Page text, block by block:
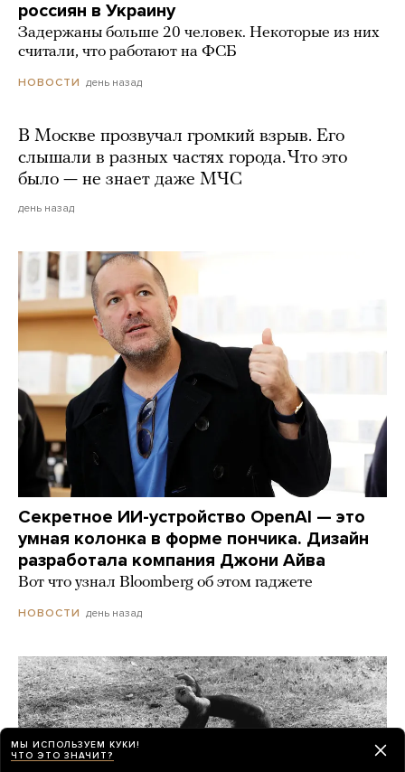
россиян в Украину
Задержаны больше 20 человек. Некоторые из них
считали, что работают на ФСБ
НОВОСТИ день назад
В Москве прозвучал громкий взрыв. Его
слышали в разных частях города. Что это
было — не знает даже МЧС
день назад
Секретное ИИ-устройство OpenAI — это
умная колонка в форме пончика. Дизайн
разработала компания Джони Айва
Вот что узнал Bloomberg об этом гаджете
НОВОСТИ день назад
МЫ ИСПОЛЬЗУЕМ КУКИ!
ЧТО ЭТО ЗНАЧИТ?